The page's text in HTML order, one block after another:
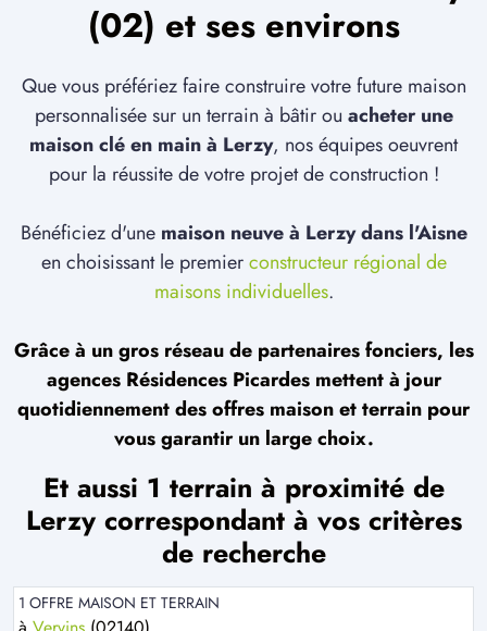
(02) et ses environs
Que vous préfériez faire construire votre future maison
personnalisée sur un terrain à bâtir ou acheter une
maison clé en main à Lerzy, nos équipes oeuvrent
pour la réussite de votre projet de construction !
Bénéficiez d'une maison neuve à Lerzy dans l'Aisne
en choisissant le premierconstructeur régional de
maisons individuelles.
Grâce à un gros réseau de partenaires fonciers, les
agences Résidences Picardes mettent à jour
quotidiennement des offres maison et terrain pour
vous garantir un large choix.
Et aussi 1 terrain à proximité de
Lerzy correspondant à vos critères
de recherche
1 OFFRE MAISON ET TERRAIN